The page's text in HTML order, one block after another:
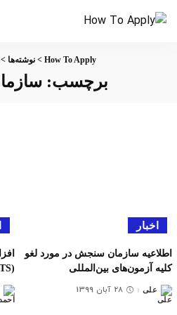
How To Apply
> نوشته‌ها >
برچسب:
اخبار
اطلاعیه سازمان سنجش در مورد لغو
کلیه آزمون‌های بین‌المللی
ارسال
شده
علی 28 آبان 1399
(IELTS) در ایران
شده